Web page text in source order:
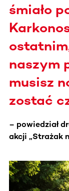
śmiało
naszym
musisz
zostać
– powiedział
akcji „Strażak
Ta sekcja